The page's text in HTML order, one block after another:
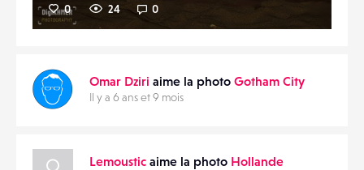
0 24 0
Omar Dziri aime la photo Gotham City
Il y a 6 ans et 9 mois
Lemoustic aime la photo Hollande